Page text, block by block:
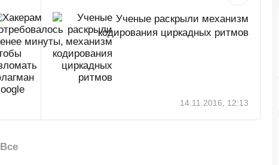
Ученые раскрыли механизм
кодирования циркадных ритмов
14.11.2016, 12:13
Все